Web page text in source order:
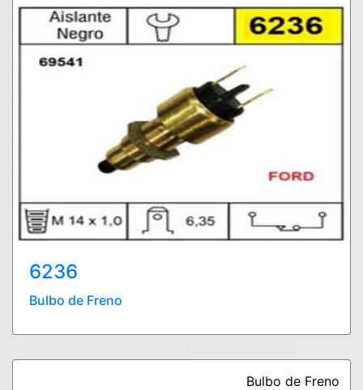
6236
Bulbo de Freno
Bulbo de Freno